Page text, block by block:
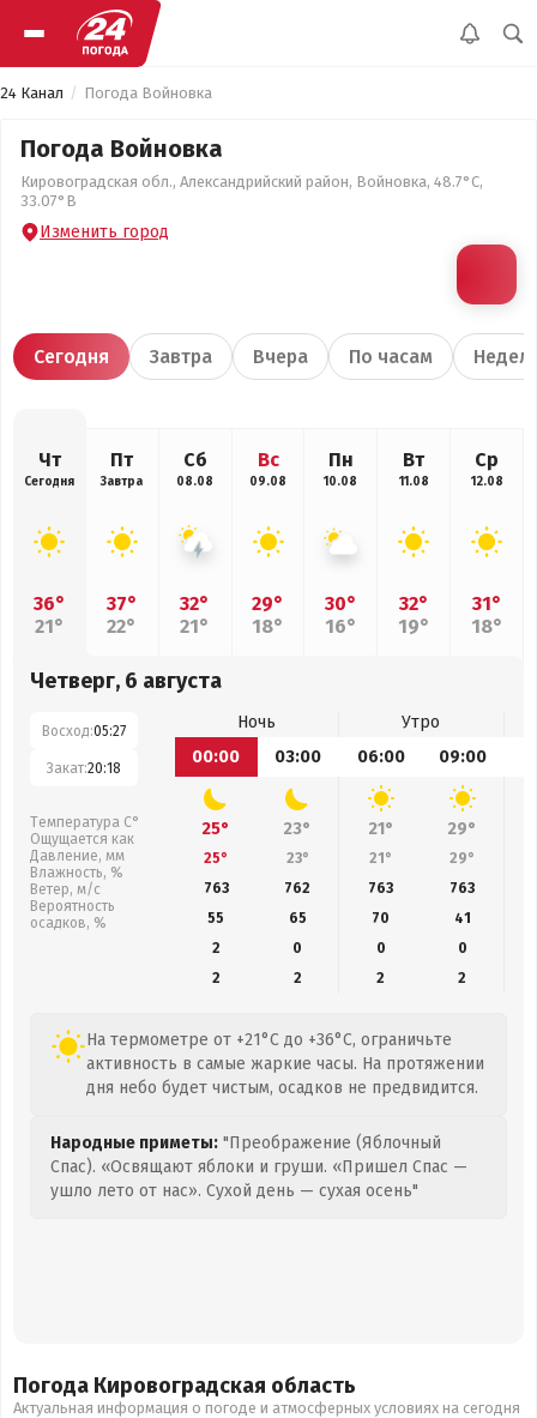
24 Канал Погода Войновка
Погода Войновка
Кировоградская обл., Александрийский район, Войновка, 48.7°С,
33.07°В
Изменить город
Сегодня Завтра Вчера По часам
Чт
Сегодня
36°
21°
Пт
Завтра
37°
22°
Сб
08.08
32°
21°
Вс
09.08
29°
18°
Пн
10.08
30°
16°
Вт
11.08
32°
19°
Ср
12.08
31°
18°
Четверг, 6 августа
Восход:05:27
Закат:20:18
Температура С°
Ощущается как
Давление, мм
Влажность, %
Ветер, м/с
Вероятность
осадков, %
Ночь
Утро
00:00
03:00 06:00 09:00
25° 23° 21° 29°
25° 23° 21° 29°
763
762 763 763
55
65 70
41
2
0 0
0
2
2 2 2
На термометре от +21°C до +36°C, ограничьте
активность в самые жаркие часы. На протяжении
дня небо будет чистым, осадков не предвидится.
Народные приметы: "Преображение (Яблочный
Спас). «Освящают яблоки и груши. «Пришел Спас —
ушло лето от нас». Сухой день — сухая осень"
Погода Кировоградская область
Актуальная информация о погоде и атмосферных условиях на сегодня